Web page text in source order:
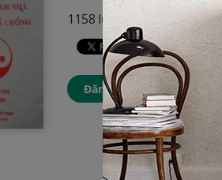
1158 lượt xem
Đăng nhập để thêm